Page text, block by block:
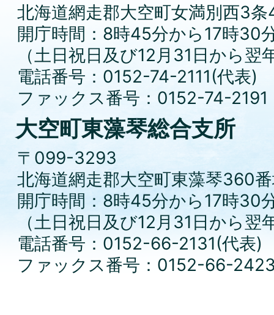
北海道網走郡大空町女満別西3条
開庁時間：8時45分から17時30
（土日祝日及び12月31日から
電話番号：0152-74-2111(代表)
ファックス番号：0152-74-2191
大空町東藻琴総合支所
〒099-3293
北海道網走郡大空町東藻琴360
開庁時間：8時45分から17時30
（土日祝日及び12月31日から
電話番号：0152-66-2131(代表)
ファックス番号：0152-66-